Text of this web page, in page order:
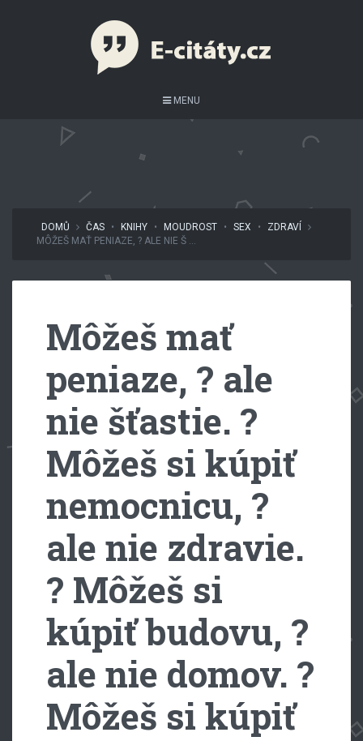
MENU
DOMŮ ČAS • KNIHY • MOUDROST • SEX •
ZDRAVÍ
MÔŽEŠ MAŤ PENIAZE, ? ALE NIE Š ...
Môžeš mať
peniaze, ? ale
nie šťastie. ?
Môžeš si kúpiť
nemocnicu, ?
ale nie zdravie.
? Môžeš si
kúpiť budovu, ?
ale nie domov. ?
Môžeš si kúpiť